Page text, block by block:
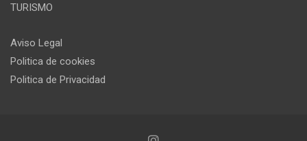
TURISMO
Aviso Legal
Politica de cookies
Politica de Privacidad